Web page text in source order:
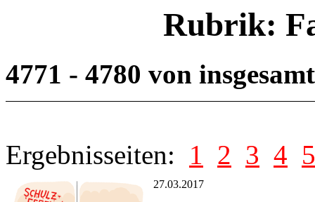
Rubrik:
4771 - 4780 von
Ergebnisseiten: 1 2 3 4 5
27.03.2017